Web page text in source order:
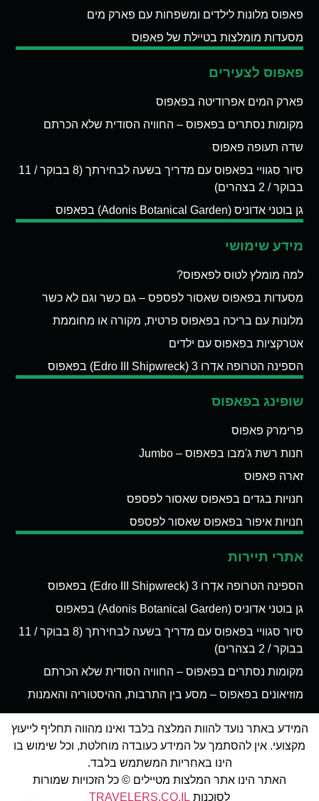
פאפוס מלונות לילדים ומשפחות עם פארק מים
מסעדות מומלצות בטיילת של פאפוס
פאפוס לצעירים
פארק המים אפרודיטה בפאפוס
מקומות נסתרים בפאפוס – החוויה הסודית שלא הכרתם
שדה תעופה פאפוס
סיור סגוויי בפאפוס עם מדריך בשעה לבחירתך (8 בבוקר / 11
בבוקר / 2 בצהרים)
גן בוטני אדוניס (Adonis Botanical Garden) בפאפוס
מידע שימושי
למה מומלץ לטוס לפאפוס?
מסעדות בפאפוס שאסור לפספס – גם כשר וגם לא כשר
מלונות עם בריכה בפאפוס פרטית, מקורה או מחוממת
אטרקציות בפאפוס עם ילדים
הספינה הטרופה אדְרו 3 (Edro III Shipwreck) בפאפוס
שופינג בפאפוס
פרימרק פאפוס
חנות רשת ג'מבו בפאפוס – Jumbo
זארה פאפוס
חנויות בגדים בפאפוס שאסור לפספס
חנויות איפור בפאפוס שאסור לפספס
אתרי תיירות
הספינה הטרופה אדְרו 3 (Edro III Shipwreck) בפאפוס
גן בוטני אדוניס (Adonis Botanical Garden) בפאפוס
סיור סגוויי בפאפוס עם מדריך בשעה לבחירתך (8 בבוקר / 11
בבוקר / 2 בצהרים)
מקומות נסתרים בפאפוס – החוויה הסודית שלא הכרתם
מוזיאונים בפאפוס – מסע בין התרבות, ההיסטוריה והאמנות
המידע באתר נועד להוות המלצה בלבד ואינו מהווה תחליף לייעוץ
מקצועי. אין להסתמך על המידע כעובדה מוחלטת, וכל שימוש בו
הינו באחריות המשתמש בלבד.
האתר הינו אתר המלצות מטיילים © כל הזכויות שמורות
לסוכנות TRAVELERS.CO.IL